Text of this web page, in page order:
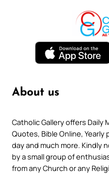
About us
Catholic Gallery offers Daily
Quotes, Bible Online,
day and much more. Kindly
by a small group of
from any Church or any